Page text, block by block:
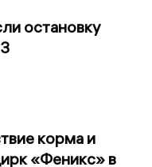
остановку
корма и
«Феникс» в